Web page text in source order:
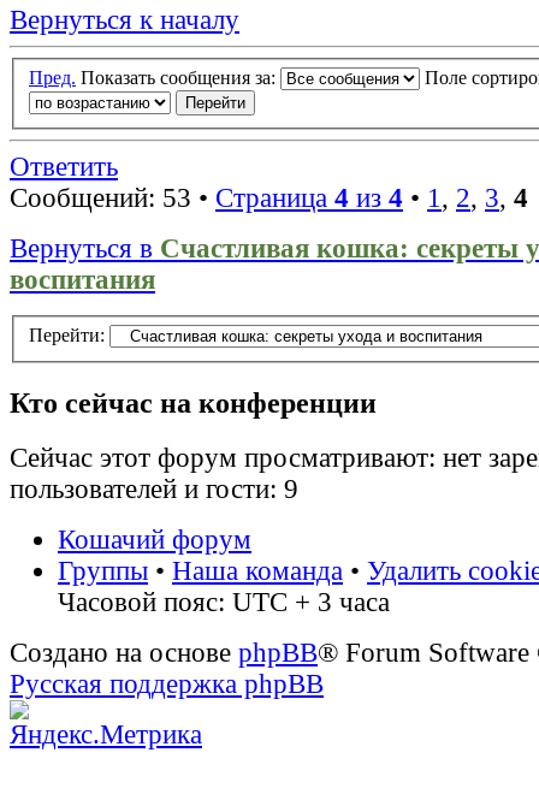
Вернуться к началу
Пред. Показать сообщения за: Поле
Ответить
Сообщений: 53 • Страница 4 из 4 • 1 , 2, 3, 4
Вернуться в Счастливая кошка: секреты
воспитания
Перейти:
Кто сейчас на конференции
Сейчас этот форум просматривают: нет
пользователей и гости: 9
Кошачий форум
Группы • Наша команда • Удалить
Часовой пояс: UTC + 3 часа
Создано на основе phpBB® Forum
Русская поддержка phpBB